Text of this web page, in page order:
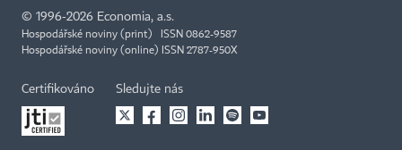
© 1996-2026 Economia, a.s.
Hospodářské noviny (print) ISSN 0862-9587
Hospodářské noviny (online) ISSN 2787-950X
Certifikováno Sledujte nás